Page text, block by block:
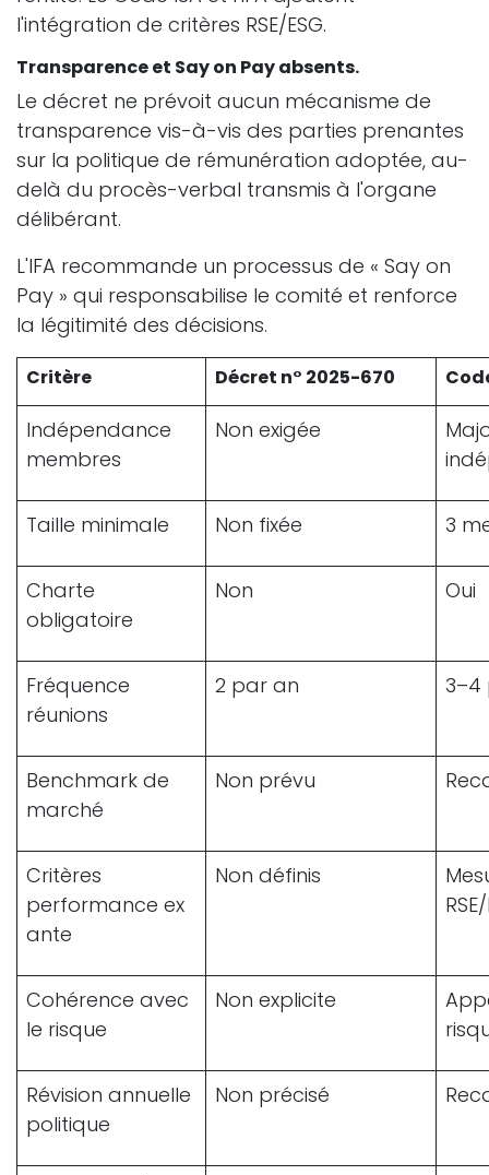
l'intégration de critères RSE/ESG.
Transparence et Say on Pay absents.
Le décret ne prévoit aucun mécanisme de
transparence vis-à-vis des parties prenantes
sur la politique de rémunération adoptée, au-
delà du procès-verbal transmis à l'organe
délibérant.
L'IFA recommande un processus de « Say on
Pay » qui responsabilise le comité et renforce
la légitimité des décisions.
Critère Décret n° 2025-670
Indépendance
membres
Non exigée
Taille minimale Non fixée 3
Charte
obligatoire
Non Oui
Fréquence
réunions
2 par an
Benchmark de
marché
Non prévu
Critères
performance ex
ante
Non définis
Cohérence avec
le risque
Non explicite
Révision annuelle
politique
Non précisé